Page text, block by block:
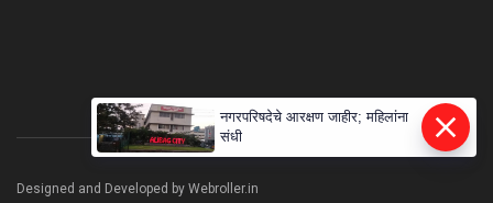
Designed and Developed by Webroller.in
नगरपरिषदेचे आरक्षण जाहीर; महिलांना
संधी